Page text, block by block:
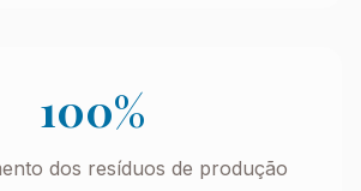
100%
dos resíduos de produção